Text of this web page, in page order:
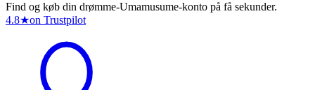
Find og køb din drømme-Umamusume-konto på få sekunder.
4.8★on Trustpilot